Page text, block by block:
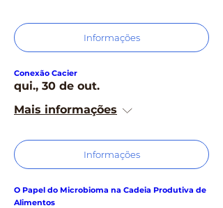
Informações
Conexão Cacier
qui., 30 de out.
Mais informações
Informações
O Papel do Microbioma na Cadeia Produtiva de
Alimentos